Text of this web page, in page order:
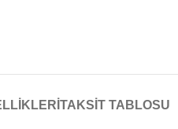
TAKSIT TABLOSU